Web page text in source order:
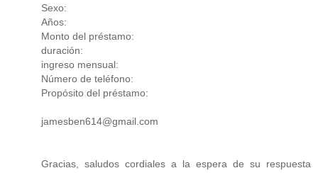
Sexo:
Años:
Monto del préstamo:
duración:
ingreso mensual:
Número de teléfono:
Propósito del préstamo:
jamesben614@gmail.com
Gracias, saludos cordiales a la espera de su respuesta